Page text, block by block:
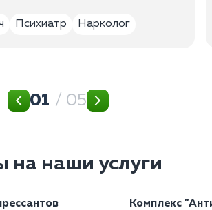
Психиатр Нарколог
01 / 05
на наши услуги
Комплекс